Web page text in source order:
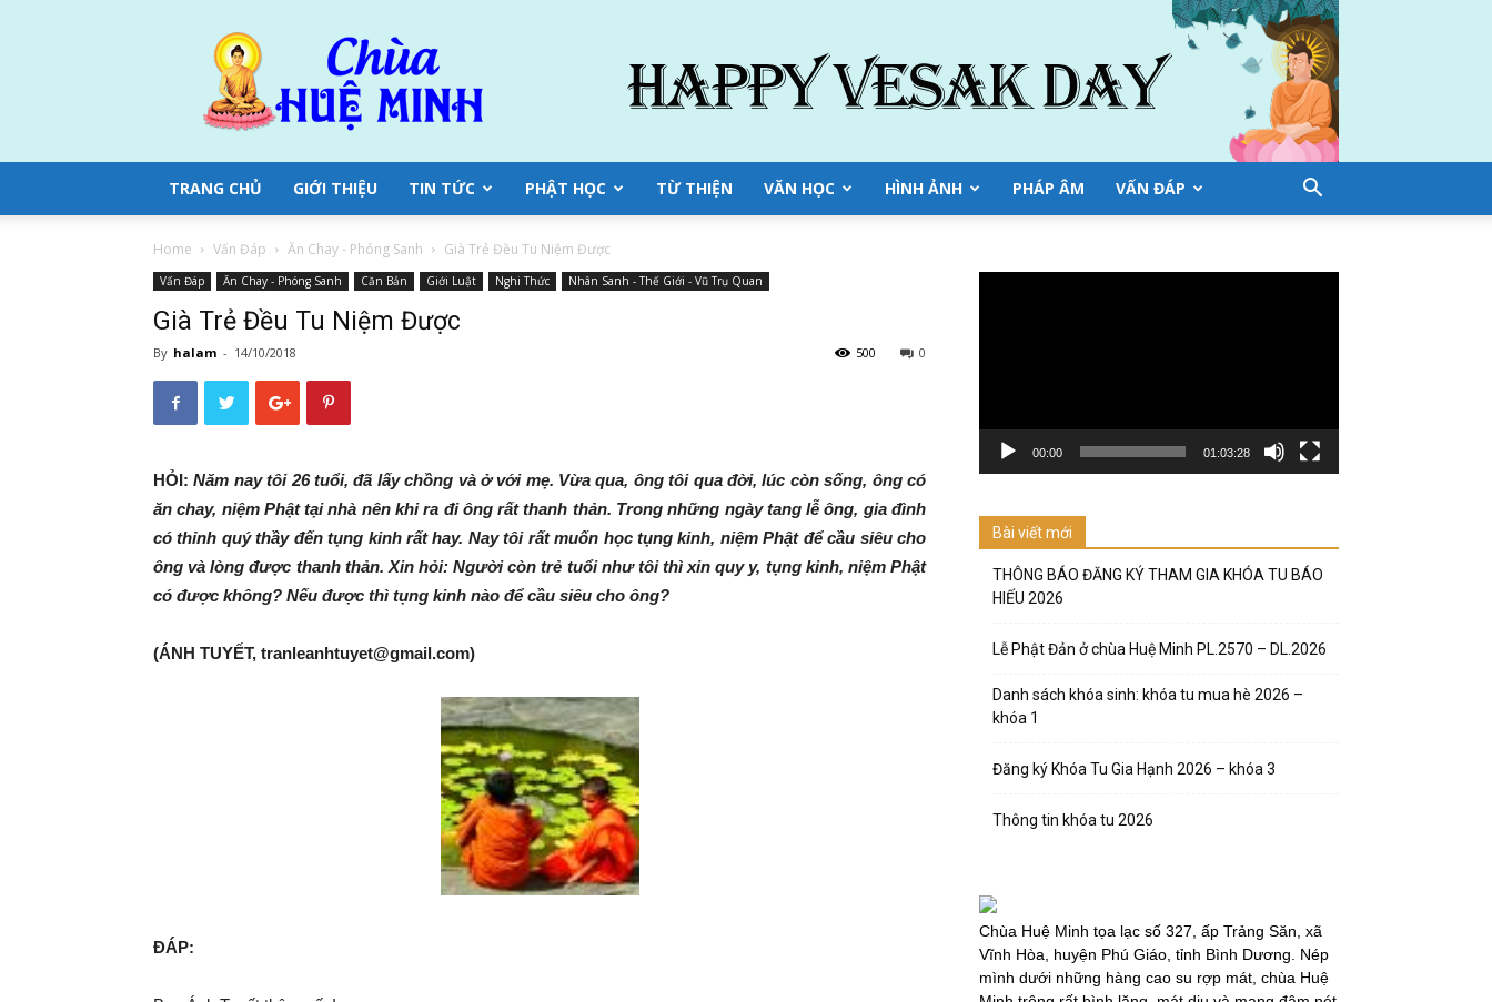
Chùa
Huệ
Minh
TRANG CHỦ GIỚI THIỆU TIN TỨC PHẬT HỌC TỪ THIỆN VĂN HỌC HÌNH ẢNH PHÁP ÂM VẤN ĐÁP
Home Vấn Đáp Ăn Chay - Phóng Sanh Già Trẻ Đều Tu Niệm Được
Vấn Đáp Ăn Chay - Phóng Sanh Căn Bản Giới Luật Nghi Thức Nhân Sanh - Thế Giới - Vũ Trụ Quan
Già Trẻ Đều Tu Niệm Được
By halam - 14/10/2018 0
500
HỎI: Năm nay tôi 26 tuổi, đã lấy chồng và ở với mẹ. Vừa qua, ông tôi qua đời, lúc còn sống, ông có
ăn chay, niệm Phật tại nhà nên khi ra đi ông rất thanh thản. Trong những ngày tang lễ ông, gia đình
có thỉnh quý thầy đến tụng kinh rất hay. Nay tôi rất muốn học tụng kinh, niệm Phật để cầu siêu cho
ông và lòng được thanh thản. Xin hỏi: Người còn trẻ tuổi như tôi thì xin quy y, tụng kinh, niệm Phật
có được không? Nếu được thì tụng kinh nào để cầu siêu cho ông?
(ÁNH TUYẾT, tranleanhtuyet@gmail.com)
ĐÁP:
00:00 01:03:28
Bài viết mới
THÔNG BÁO ĐĂNG KÝ THAM GIA KHÓA TU BÁO
HIẾU 2026
Lễ Phật Đản ở chùa Huệ Minh PL.2570 – DL.2026
Danh sách khóa sinh: khóa tu mua hè 2026 –
khóa 1
Đăng ký Khóa Tu Gia Hạnh 2026 – khóa 3
Thông tin khóa tu 2026
Chùa Huệ Minh tọa lạc số 327, ấp Trảng Săn, xã
Vĩnh Hòa, huyện Phú Giáo, tỉnh Bình Dương. Nép
mình dưới những hàng cao su rợp mát, chùa Huệ